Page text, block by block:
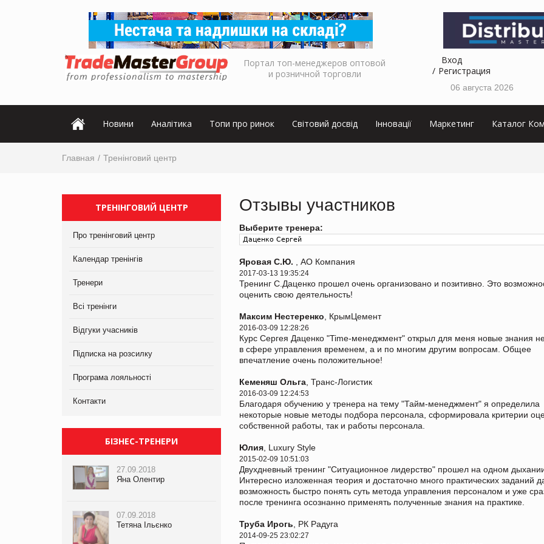
Портал топ-менеджеров оптовой
и розничной торговли
Вход
Регистрация
06 августа 2026
Новини Аналітика Топи про ринок Світовий досвід Інновації Маркетинг Каталог
Главная Тренінговий центр
ТРЕНІНГОВИЙ ЦЕНТР
Про тренінговий центр
Календар тренінгів
Тренери
Всі тренінги
Відгуки учасників
Підписка на розсилку
Програма лояльності
Контакти
БІЗНЕС-ТРЕНЕРИ
27.09.2018
Яна Олентир
07.09.2018
Тетяна Ільєнко
Отзывы участников
Выберите тренера:
Яровая С.Ю. , АО Компания
2017-03-13 19:35:24
Тренинг С.Даценко прошел очень организовано и позитивно. Это
оценить свою деятельность!
Максим Нестеренко , КрымЦемент
2016-03-09 12:28:26
Курс Сергея Даценко "Time-менеджмент" открыл для меня новые знания
в сфере управления временем, а и по многим другим вопросам. Общее
впечатление очень положительное!
Кеменяш Ольга , Транс-Логистик
2016-03-09 12:24:53
Благодаря обучению у тренера на тему "Тайм-менеджмент" я определила
некоторые новые методы подбора персонала, сформировала критерии
собственной работы, так и работы персонала.
Юлия , Luxury Style
2015-02-09 10:51:03
Двухдневный тренинг "Ситуационное лидерство" прошел на одном
Интересно изложенная теория и достаточно много практических заданий
возможность быстро понять суть метода управления персоналом и уже
после тренинга осознанно применять полученные знания на практике.
Труба Ирогь , РК Радуга
2014-09-25 23:02:27